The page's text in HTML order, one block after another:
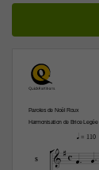

Paroles de Noël Roux
Harmonisation de Brice Legée
q = 110


S  